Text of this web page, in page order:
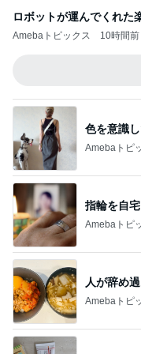
ロボットが運んでくれた
Amebaトピックス 10時間前
色を意識
Amebaトピ
指輪を自
Amebaトピ
人が辞め
Amebaトピ